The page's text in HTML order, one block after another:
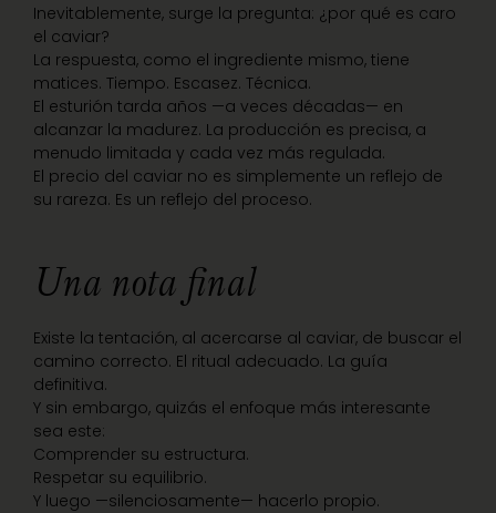
Inevitablemente, surge la pregunta: ¿por qué es caro
el caviar?
La respuesta, como el ingrediente mismo, tiene
matices. Tiempo. Escasez. Técnica.
El esturión tarda años —a veces décadas— en
alcanzar la madurez. La producción es precisa, a
menudo limitada y cada vez más regulada.
El precio del caviar no es simplemente un reflejo de
su rareza. Es un reflejo del proceso.
Una nota final
Existe la tentación, al acercarse al caviar, de buscar el
camino correcto. El ritual adecuado. La guía
definitiva.
Y sin embargo, quizás el enfoque más interesante
sea este:
Comprender su estructura.
Respetar su equilibrio.
Y luego —silenciosamente— hacerlo propio.